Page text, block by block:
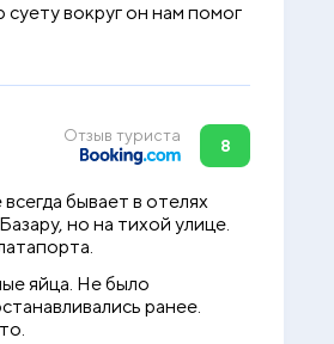
вокруг он нам помог
Отзыв туриста
8
бывает в отелях
но на тихой улице.
яйца. Не было
ранее.